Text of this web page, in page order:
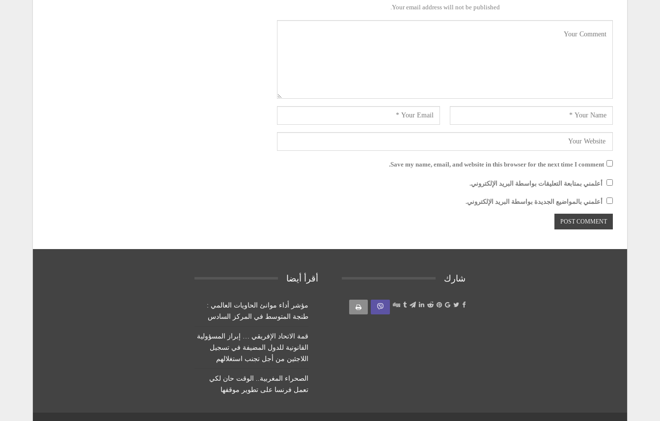
Your email address will not be published.
Save my name, email, and website in this browser for the next time I comment.
أعلمني بمتابعة التعليقات بواسطة البريد الإلكتروني.
أعلمني بالمواضيع الجديدة بواسطة البريد الإلكتروني.
شارك أقرأ أيضا
مؤشر أداء موانئ الحاويات العالمي :
طنجة المتوسط ​​في المركز السادس
قمة الاتحاد الإفريقي … إبراز المسؤولية
القانونية للدول المضيفة في تسجيل
اللاجئين من أجل تجنب استغلالهم
الصحراء المغربية.. الوقت حان لكي
تعمل فرنسا على تطوير موقفها